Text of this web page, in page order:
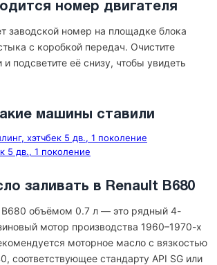
номер двигателя
заводской номер на площадке блока
с коробкой передач. Очистите
и подсветите её снизу, чтобы увидеть
машины ставили
хэтчбек 5 дв., 1 поколение
5 дв., 1 поколение
заливать в Renault B680
B680 объёмом 0.7 л — это рядный 4-
мотор производства 1960–1970-х
моторное масло с вязкостью
соответствующее стандарту API SG или